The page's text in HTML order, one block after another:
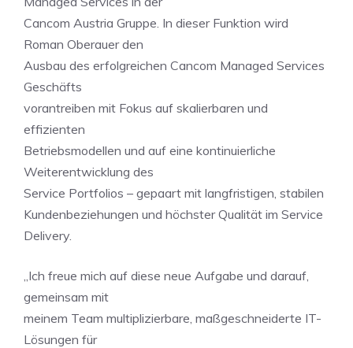
Cancom Austria Gruppe. In dieser Funktion wird
Roman Oberauer den
Ausbau des erfolgreichen Cancom Managed Services
Geschäfts
vorantreiben mit Fokus auf skalierbaren und
effizienten
Betriebsmodellen und auf eine kontinuierliche
Weiterentwicklung des
Service Portfolios – gepaart mit langfristigen, stabilen
Kundenbeziehungen und höchster Qualität im Service
Delivery.
„Ich freue mich auf diese neue Aufgabe und darauf,
gemeinsam mit
meinem Team multiplizierbare, maßgeschneiderte IT-
Lösungen für